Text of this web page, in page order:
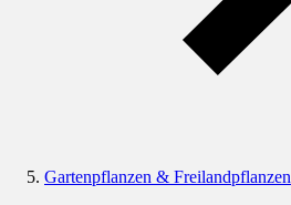
Gartenpflanzen & Freilandpflanzen